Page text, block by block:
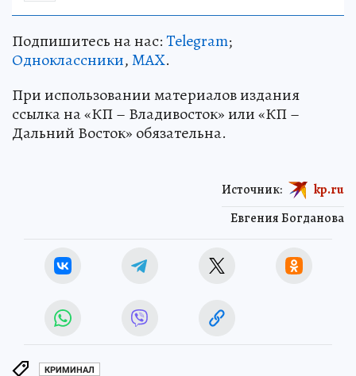
Подпишитесь на нас:Telegram;
Одноклассники,MAX.
При использовании материалов издания
ссылка на «КП – Владивосток» или «КП –
Дальний Восток» обязательна.
Евгения Богданова
Источник: kp.ru
КРИМИНАЛ